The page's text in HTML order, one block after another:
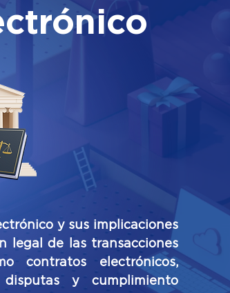
y sus implicaciones
legal de las transacciones
contratos electrónicos,
y cumplimiento